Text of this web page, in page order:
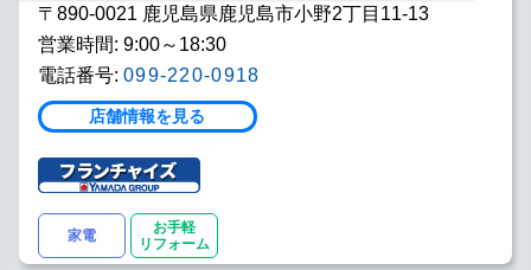
〒890-0021 鹿児島県鹿児島市小野2丁目11-13
営業時間: 9:00～18:30
電話番号: 099-220-0918
店舗情報を見る
家電
お手軽
リフォーム